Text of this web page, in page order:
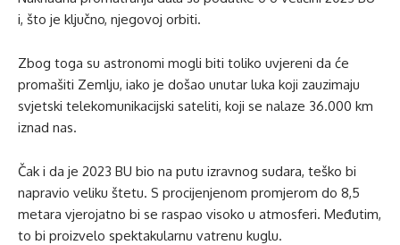
i, što je ključno, njegovoj orbiti.
Zbog toga su astronomi mogli biti toliko uvjereni da će
promašiti Zemlju, iako je došao unutar luka koji zauzimaju
svjetski telekomunikacijski sateliti, koji se nalaze 36.000 km
iznad nas.
Čak i da je 2023 BU bio na putu izravnog sudara, teško bi
napravio veliku štetu. S procijenjenom promjerom do 8,5
metara vjerojatno bi se raspao visoko u atmosferi. Međutim,
to bi proizvelo spektakularnu vatrenu kuglu.